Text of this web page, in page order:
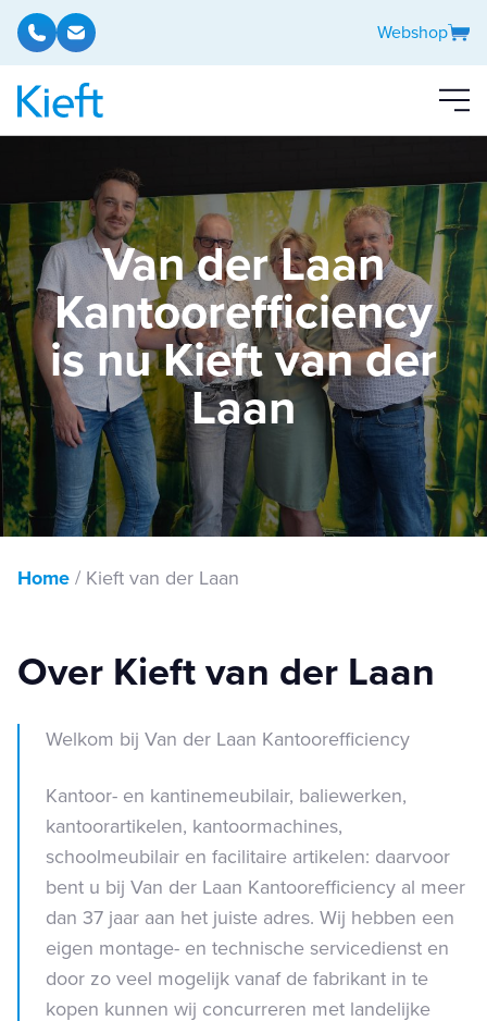
Ga naar de inhoud
Webshop
Van der Laan
Kantoorefficiency
is nu Kieft van der
Laan
Home/ Kieft van der Laan
Over Kieft van der Laan
Welkom bij Van der Laan Kantoorefficiency
Kantoor- en kantinemeubilair, baliewerken,
kantoorartikelen, kantoormachines,
schoolmeubilair en facilitaire artikelen: daarvoor
bent u bij Van der Laan Kantoorefficiency al meer
dan 37 jaar aan het juiste adres. Wij hebben een
eigen montage- en technische servicedienst en
door zo veel mogelijk vanaf de fabrikant in te
kopen kunnen wij concurreren met landelijke